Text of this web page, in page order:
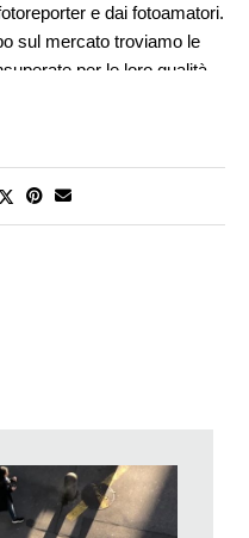
e dai fotoamatori.
sul mercato troviamo le
per le loro qualità
quanto più possibile
piede in particolare negli
varietà di accadimenti,
segni, messaggi, forme,
di rivelare aspetti